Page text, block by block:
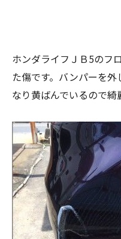
ホンダライフＪＢ5のフ
た傷です。バンパーを外
なり黄ばんでいるので綺